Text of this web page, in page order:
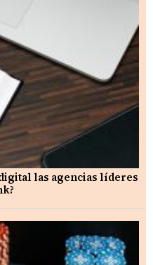
las agencias líderes